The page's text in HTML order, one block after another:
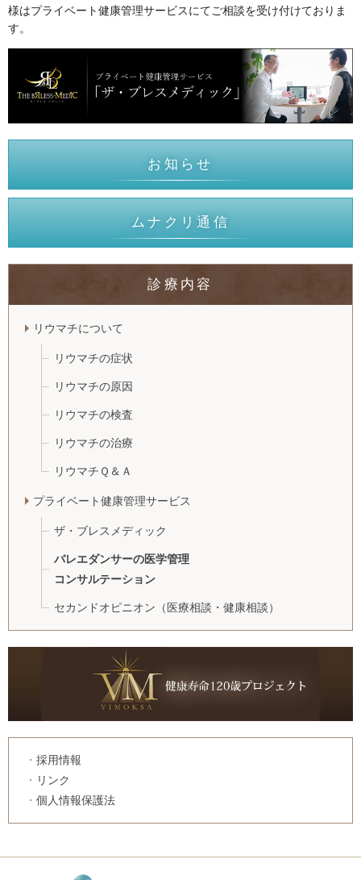
様はプライベート健康管理サービスにてご相談を受け付けておりま
す。
お知らせ
ムナクリ通信
診療内容
リウマチについて
リウマチの症状
リウマチの原因
リウマチの検査
リウマチの治療
リウマチＱ＆Ａ
プライベート健康管理サービス
ザ・ブレスメディック
バレエダンサーの医学管理
コンサルテーション
セカンドオピニオン （医療相談・健康相談）
採用情報
リンク
個人情報保護法